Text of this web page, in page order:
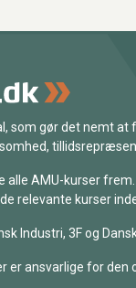
som gør det nemt at
alle AMU-kurser
relevante kurser
Industri, 3F og Dansk
er ansvarlige for